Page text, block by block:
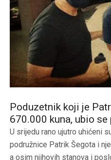
Poduzetnik koji je
670.000 kuna, ubio
U srijedu rano ujutro uhićeni
podružnice Patrik Šegota i
a osim njihovih stanova i